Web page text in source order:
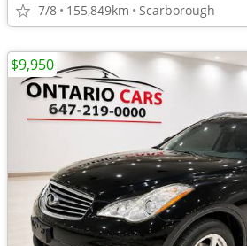
7/8 155,849km Scarborough
$9,950